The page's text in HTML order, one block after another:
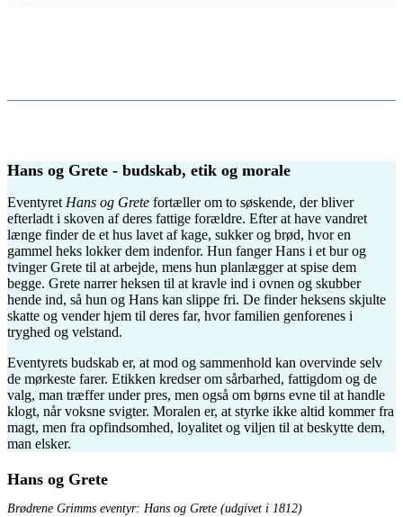
Hans og Grete - budskab, etik og morale
Eventyret Hans og Grete fortæller om to søskende, der bliver
efterladt i skoven af deres fattige forældre. Efter at have vandret
længe finder de et hus lavet af kage, sukker og brød, hvor en
gammel heks lokker dem indenfor. Hun fanger Hans i et bur og
tvinger Grete til at arbejde, mens hun planlægger at spise dem
begge. Grete narrer heksen til at kravle ind i ovnen og skubber
hende ind, så hun og Hans kan slippe fri. De finder heksens skjulte
skatte og vender hjem til deres far, hvor familien genforenes i
tryghed og velstand.
Eventyrets budskab er, at mod og sammenhold kan overvinde selv
de mørkeste farer. Etikken kredser om sårbarhed, fattigdom og de
valg, man træffer under pres, men også om børns evne til at handle
klogt, når voksne svigter. Moralen er, at styrke ikke altid kommer fra
magt, men fra opfindsomhed, loyalitet og viljen til at beskytte dem,
man elsker.
Hans og Grete
Brødrene Grimms eventyr: Hans og Grete (udgivet i 1812)